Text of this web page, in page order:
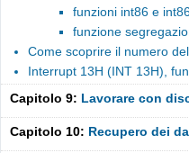
funzioni int86 e
funzione
Come scoprire il numero
Interrupt 13H (INT 13H),
Capitolo 9: Lavorare con
Capitolo 10: Recupero dei